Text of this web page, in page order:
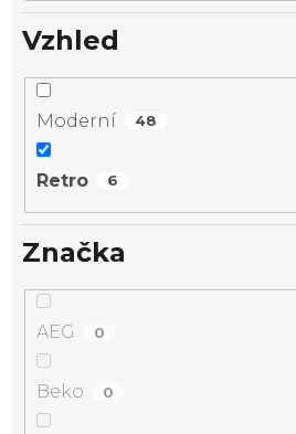
Vzhled
Moderní 48
Retro 6
Značka
AEG 0
Beko 0